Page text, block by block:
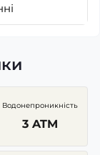
Водонепроникність
3 ATM